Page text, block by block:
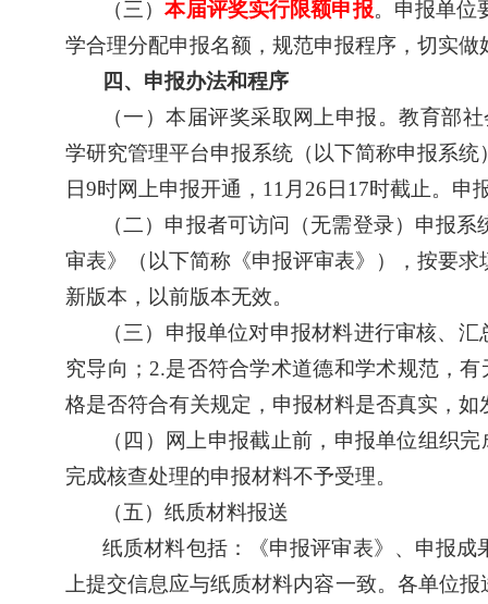
（三）本届评奖实行限额申报。申报单位
学合理分配申报名额，规范申报程序，切实做
四、申报办法和程序
（一）本届评奖采取网上申报。教育部
学研究管理平台申报系统（以下简称申报系
日9时网上申报开通， 11 月 26 日 17时截止。申
（二）申报者可访问（无需登录）申报
审表》（以下简称《申报评审表》），按要
新版本，以前版本无效。
（三）申报单位对申报材料进行审核、
究导向； 2.是否符合学术道德和学术规范，
格是否符合有关规定，申报材料是否真实，
（四）网上申报截止前，申报单位组织
完成核查处理的申报材料不予受理。
（五）纸质材料报送
纸质材料包括：《申报评审表》、申报
上提交信息应与纸质材料内容一致。各单位